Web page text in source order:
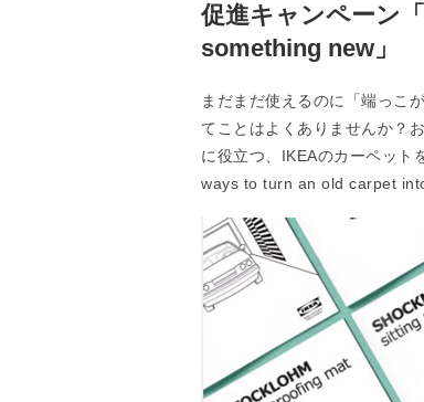
促進キャンペーン
something new」
まだまだ使えるのに「端っこ
てことはよくありませんか？
に役立つ、IKEAのカーペット
ways to turn an old carpet